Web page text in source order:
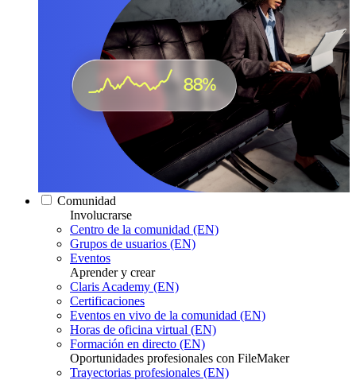
Comunidad
Involucrarse
Centro de la comunidad (EN)
Grupos de usuarios (EN)
Eventos
Aprender y crear
Claris Academy (EN)
Certificaciones
Eventos en vivo de la comunidad (EN)
Horas de oficina virtual (EN)
Formación en directo (EN)
Oportunidades profesionales con FileMaker
Trayectorias profesionales (EN)